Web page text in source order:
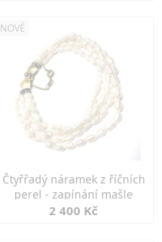
NOVÉ
Čtyřřadý náramek z říčních
perel - zapínání mašle
2 400 Kč